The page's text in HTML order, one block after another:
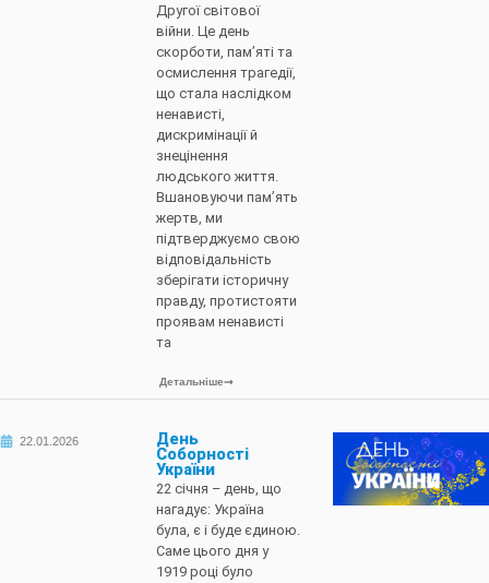
Другої світової
війни. Це день
скорботи, пам’яті та
осмислення трагедії,
що стала наслідком
ненависті,
дискримінації й
знецінення
людського життя.
Вшановуючи пам’ять
жертв, ми
підтверджуємо свою
відповідальність
зберігати історичну
правду, протистояти
проявам ненависті
та
Детальніше
22.01.2026
День
Соборності
України
22 січня – день, що
нагадує: Україна
була, є і буде єдиною.
Саме цього дня у
1919 році було